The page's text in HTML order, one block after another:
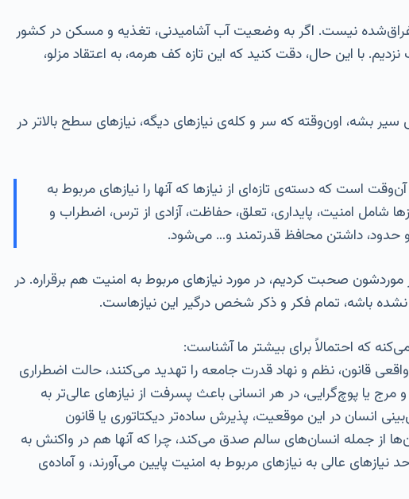
نیست. اگر به وضعیت آب آشامیدنی، تغذیه و مسکن در کشور
با این حال، دقت کنید که این تازه کف هرمه، به اعتقاد مزلو،
اون‌وقته که سر و کله‌ی نیازهای دیگه، نیازهای سطح بالاتر در
است که دسته‌ی تازه‌ای از نیازها که آنها را نیازهای مربوط به
شامل امنیت، پایداری، تعلق، حفاظت، آزادی از ترس، اضطراب و
و حدود، داشتن محافظ قدرتمند و… می‌شود.
صحبت کردیم، در مورد نیازهای مربوط به امنیت هم برقراره. در
باشه، تمام فکر و ذکر شخص درگیر این نیازهاست.
که احتمالاً برای بیشتر ما آشناست:
قانون، نظم و نهاد قدرت جامعه را تهدید می‌کنند، حالت اضطراری
یا پوچ‌گرایی، در هر انسانی باعث پسرفت از نیازهای عالی‌تر به
انسان در این موقعیت، پذیرش ساده‌تر دیکتاتوری یا قانون
از جمله انسان‌های سالم صدق می‌کند، چرا که آنها هم در واکنش به
نیازهای عالی به نیازهای مربوط به امنیت پایین می‌آورند، و آماده‌ی